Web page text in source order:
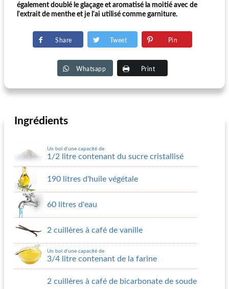
également doublé le glaçage et aromatisé la moitié avec de
l'extrait de menthe et je l'ai utilisé comme garniture.
Share Tweet Pin
Whatsapp Print
Ingrédients
Un bol d'une capacité de
1/2 litre contenant du sucre cristallisé
190 litres d'huile végétale
60 litres d'eau
2 cuillères à café de vanille
Un bol d'une capacité de
3/4 litre contenant de la farine
2 cuillères à café de bicarbonate de soude